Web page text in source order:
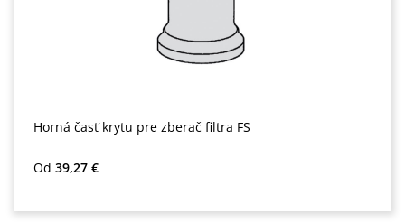
Horná časť krytu pre zberač filtra FS
Bežná cena:
Od 39,27 €